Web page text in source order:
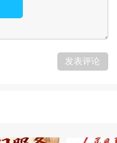
发表评论